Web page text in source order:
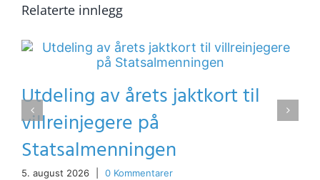
Relaterte innlegg
Utdeling av årets jaktkort til
villreinjegere på
Statsalmenningen
5. august 2026 0 Kommentarer